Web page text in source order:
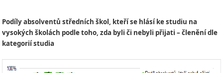
Podíly absolventů středních škol, kteří se hlásí ke studiu na
vysokých školách podle toho, zda byli či nebyli přijati – členění dle
kategorií studia